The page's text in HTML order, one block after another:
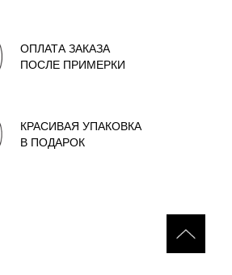
ОПЛАТА ЗАКАЗА
ПОСЛЕ ПРИМЕРКИ
КРАСИВАЯ УПАКОВКА
В ПОДАРОК